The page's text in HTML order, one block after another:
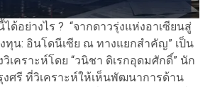
ด้อย่างไร ? “จากดาวรุ่งแห่งอาเซียนสู่
ทุน: อินโดนีเซีย ณ ทางแยกสำคัญ” เป็น
เคราะห์โดย “วนิชา ดิเรกอุดมศักดิ์” นัก
งศรี ที่วิเคราะห์ให้เห็นพัฒนาการด้าน